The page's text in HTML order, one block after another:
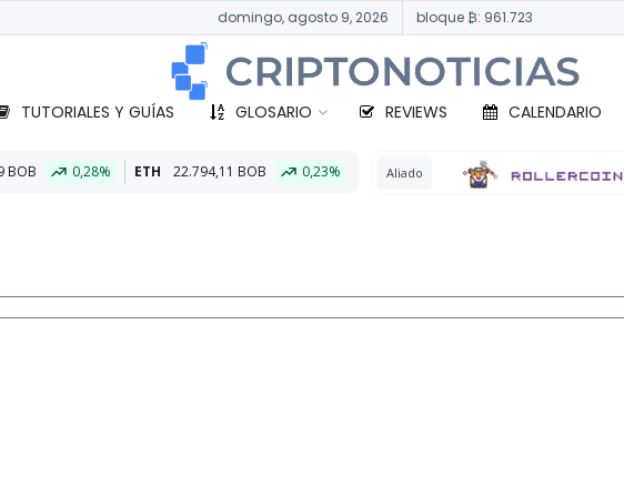
domingo, agosto 9, 2026 bloque ₿: 961.723
TUTORIALES Y GUÍAS GLOSARIO REVIEWS CALENDARIO
ETH 22.794,11 BOB 0,23% Aliado BTC